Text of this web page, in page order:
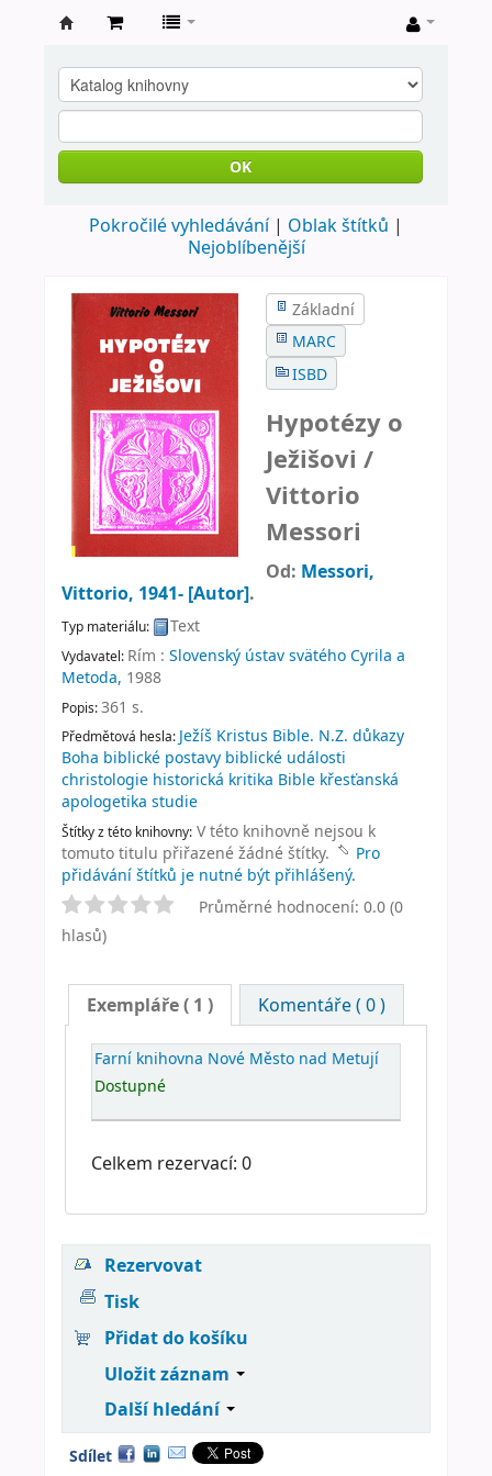
knihovna
Nové
Město
Metují
OK
Pokročilé vyhledávání
Oblak štítků
Nejoblíbenější
Základní
MARC
ISBD
Hypotézy o
Ježišovi /
Vittorio
Messori
Od: Messori,
Vittorio, 1941- [Autor].
Typ materiálu: Text
Vydavatel: Rím : Slovenský ústav svätého Cyrila a
Metoda, 1988
Popis:361 s.
Předmětová hesla: Ježíš Kristus Bible. N.Z. důkazy
Boha biblické postavy biblické události
christologie historická kritika Bible křesťanská
apologetika studie
Štítky z této knihovny: V této knihovně nejsou k
tomuto titulu přiřazené žádné štítky.
Pro
přidávání štítků je nutné být přihlášený.
Průměrné hodnocení: 0.0 (0
hlasů)
Exempláře( 1 ) Komentáře ( 0 )
Farní knihovna Nové Město nad Metují
Dostupné
Celkem rezervací: 0
Rezervovat
Tisk
Přidat do košíku
Uložit záznam
Další hledání
Sdílet